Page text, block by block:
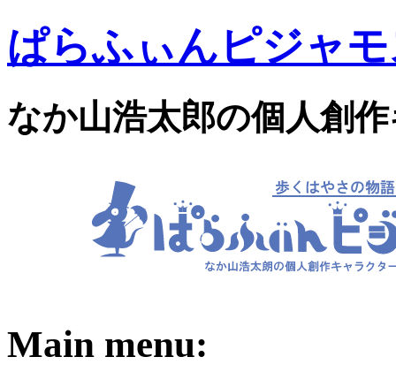
ぱらふぃんピジャ
なか山浩太郎の個人創
Main menu: